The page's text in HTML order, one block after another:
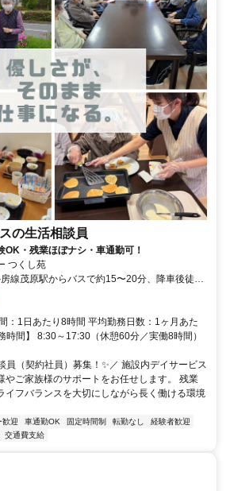
の生活相談員
OK・残業ほぼナシ・車通勤可！
つくし苑
線茂原駅からバスで約15〜20分、降車後徒歩
：1日あたり8時間 平均勤務日数：1ヶ月あた
時間】 8:30～17:30（休憩60分／実働8時間）
員（契約社員）募集！✨／ 施設内デイサービス
やご家族様のサポートをお任せします。 残業
イフバランスを大切にしながら長く働ける環境
歓迎 車通勤OK 固定時間制 転勤なし
経験者歓迎
交通費支給